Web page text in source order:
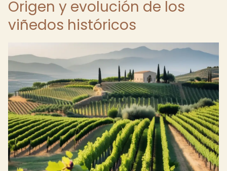
Origen y evolución de los
viñedos históricos